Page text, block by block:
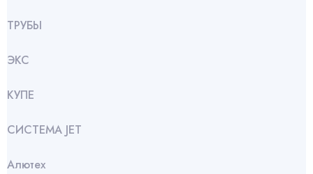
ТРУБЫ
ЭКС
КУПЕ
СИСТЕМА JET
Алютех